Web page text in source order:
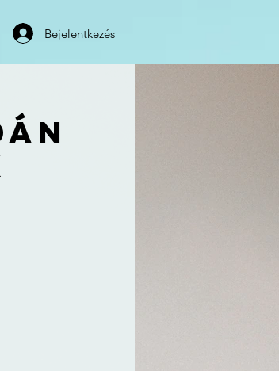
Bejelentkezés